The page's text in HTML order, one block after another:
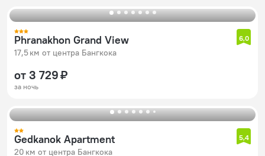
Phranakhon Grand View
17,5 км от центра Бангкока
6,0
от 3 729 ₽
за ночь
Gedkanok Apartment
20 км от центра Бангкока
5,4